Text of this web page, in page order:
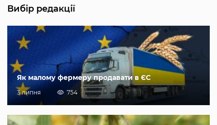
Вибір редакції
Як малому фермеру продавати в ЄС
3 липня 754